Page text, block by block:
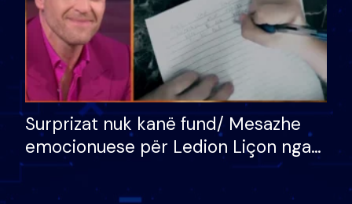
Surprizat nuk kanë fund/ Mesazhe
emocionuese për Ledion Liçon nga
nëna dhe fëmijët e tij, moderatori
nuk i mban dot lotët: Nuk meritoj…